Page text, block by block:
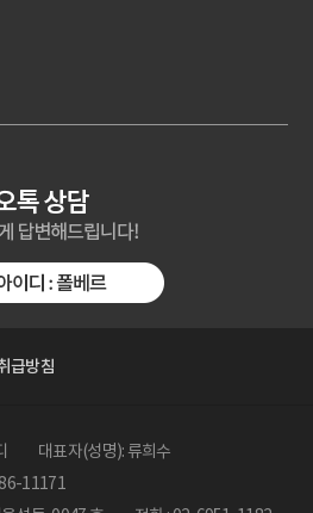
급방침
대표자(성명): 류희수
11171